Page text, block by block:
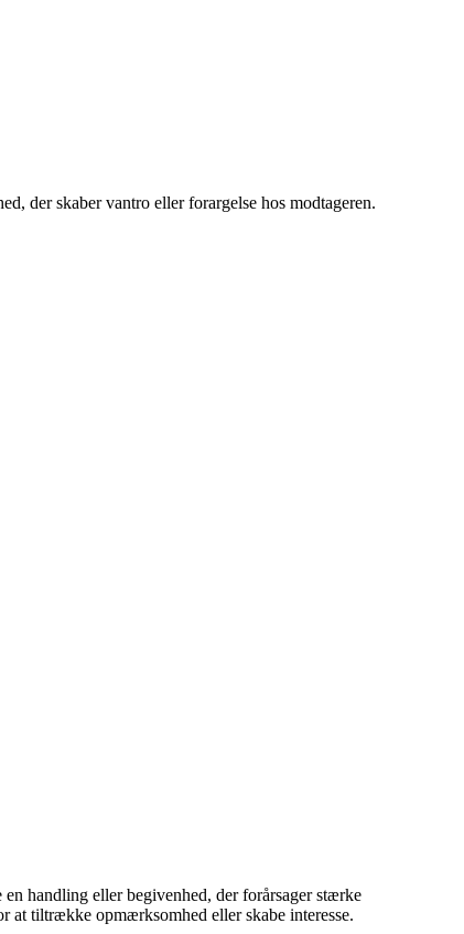
der skaber vantro eller forargelse hos modtageren.
handling eller begivenhed, der forårsager stærke
at tiltrække opmærksomhed eller skabe interesse.